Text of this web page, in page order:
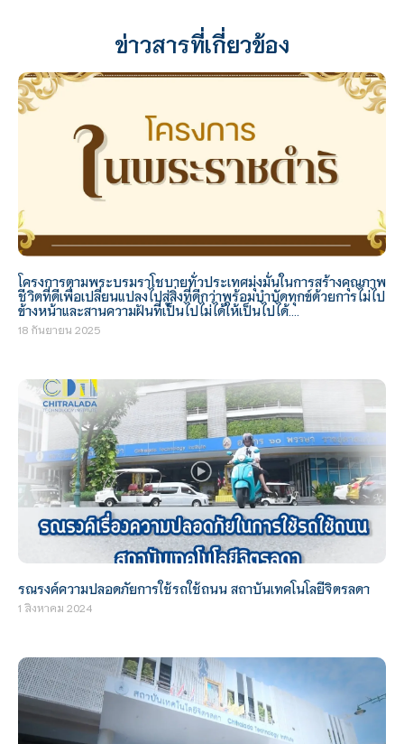
ข่าวสารที่เกี่ยวข้อง
โครงการตามพระบรมราโชบายทั่วประเทศมุ่งมั่นในการสร้างคุณภาพ
ชีวิตที่ดีเพื่อเปลี่ยนแปลงไปสู่สิ่งที่ดีกว่าพร้อมบำบัดทุกข์ด้วยการไม่ไป
ข้างหน้าและสานความฝันที่เป็นไปไม่ได้ให้เป็นไปได้….
18 กันยายน 2025
รณรงค์ความปลอดภัยการใช้รถใช้ถนน สถาบันเทคโนโลยีจิตรลดา
1 สิงหาคม 2024